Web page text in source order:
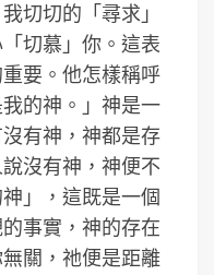
切切的「尋求」
切慕」你。這表
要。他怎樣稱呼
的神。」神是一
有神，神都是存
沒有神，神便不
」，這既是一個
事實，神的存在
關，祂便是距離